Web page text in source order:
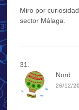
Miro por
sector Málaga.
Nord
26/12/